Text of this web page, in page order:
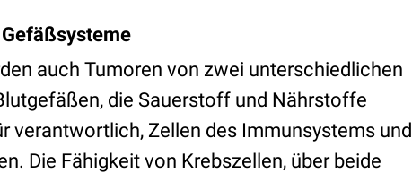
auch Tumoren von zwei unterschiedlichen
die Sauerstoff und Nährstoffe
verantwortlich, Zellen des Immunsystems und
Die Fähigkeit von Krebszellen, über beide